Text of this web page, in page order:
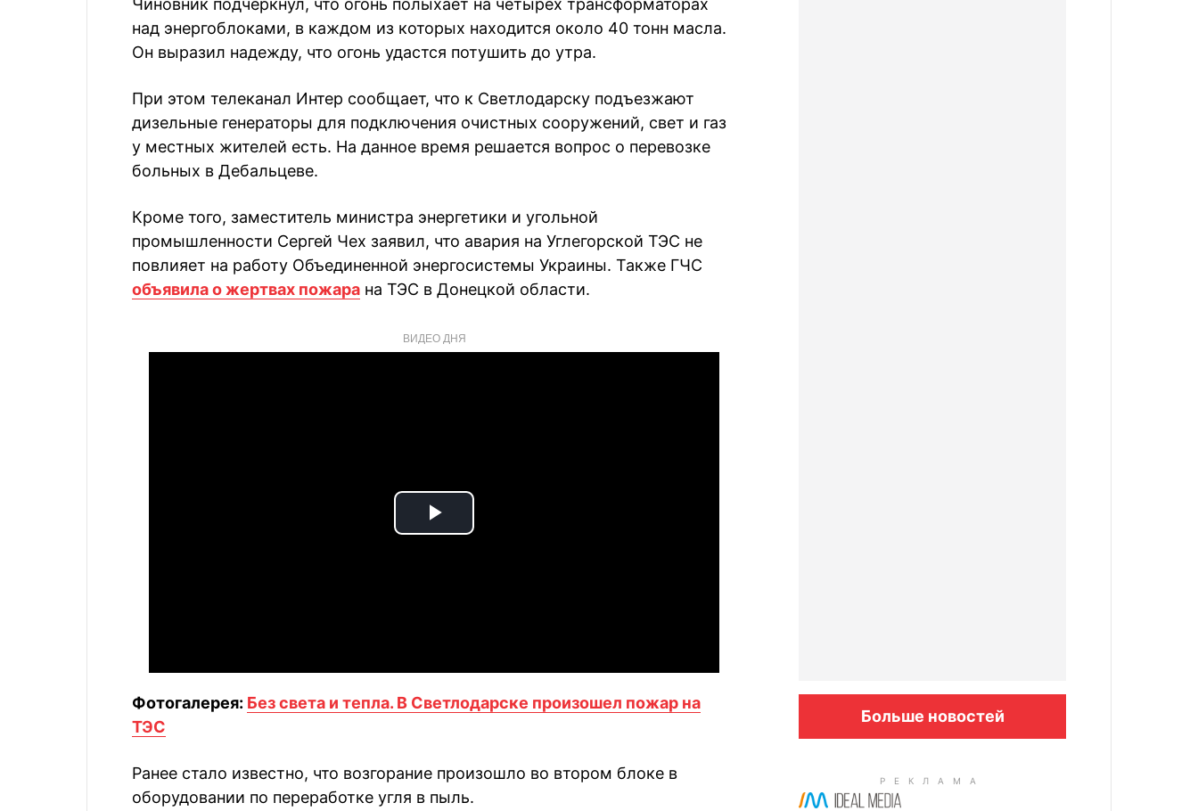
Чиновник подчеркнул, что огонь полыхает на четырех трансформаторах
над энергоблоками, в каждом из которых находится около 40 тонн масла.
Он выразил надежду, что огонь удастся потушить до утра.
При этом телеканал Интер сообщает, что к Светлодарску подъезжают
дизельные генераторы для подключения очистных сооружений, свет и газ
у местных жителей есть. На данное время решается вопрос о перевозке
больных в Дебальцеве.
Кроме того, заместитель министра энергетики и угольной
промышленности Сергей Чех заявил, что авария на Углегорской ТЭС не
повлияет на работу Объединенной энергосистемы Украины. Также ГЧС
объявила о жертвах пожара на ТЭС в Донецкой области.
ВИДЕО ДНЯ
Play
Фотогалерея: Без света и тепла. В Светлодарске произошел пожар на
ТЭС
Ранее стало известно, что возгорание произошло во втором блоке в
оборудовании по переработке угля в пыль.
Больше новостей